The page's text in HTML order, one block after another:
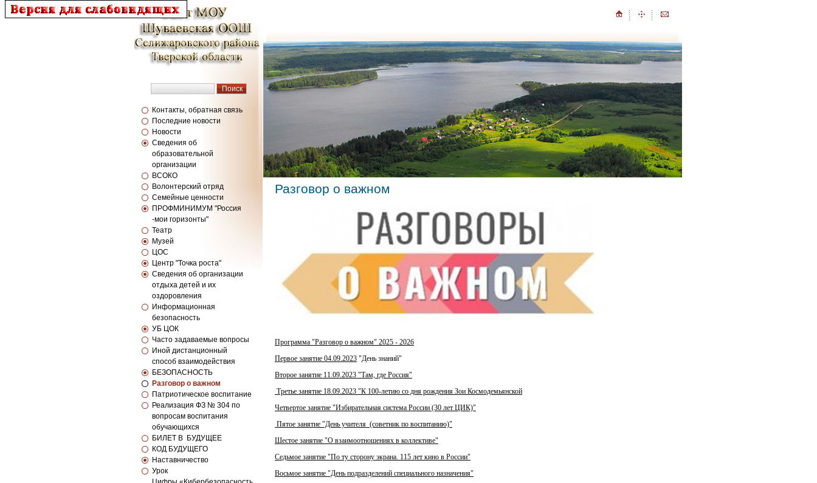
Контакты, обратная связь
Последние новости
Новости
Сведения об
образовательной
организации
ВСОКО
Волонтерский отряд
Семейные ценности
ПРОФМИНИМУМ "Россия
-мои горизонты"
Театр
Музей
ЦОС
Центр "Точка роста"
Сведения об организации
отдыха детей и их
оздоровления
Информационная
безопасность
УБ ЦОК
Часто задаваемые вопросы
Иной дистанционный
способ взаимодействия
БЕЗОПАСНОСТЬ
Разговор о важном
Патриотическое воспитание
Реализация ФЗ № 304 по
вопросам воспитания
обучающихся
БИЛЕТ В БУДУЩЕЕ
КОД БУДУЩЕГО
Наставничество
Урок
Разговор о важном
Программа "Разговор о важном" 2025 - 2026
Первое занятие 04.09.2023 "День знаний"
Второе занятие 11.09.2023 "Там, где Россия"
Третье занятие 18.09.2023 "К 100-летию со дня рождения Зои Космодемьянской
Четвертое занятие "Избирательная система России (30 лет ЦИК)"
Пятое занятие "День учителя (советник по воспитанию)"
Шестое занятие "О взаимоотношениях в коллективе"
Седьмое занятие "По ту сторону экрана. 115 лет кино в России"
Восьмое занятие "День подразделений специального назначения"